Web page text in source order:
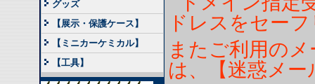
グッズ
【展示・保護ケース】
【ミニカーケミカル】
【工具】
ドレスをセー
またご利用の
は、
【迷惑メ